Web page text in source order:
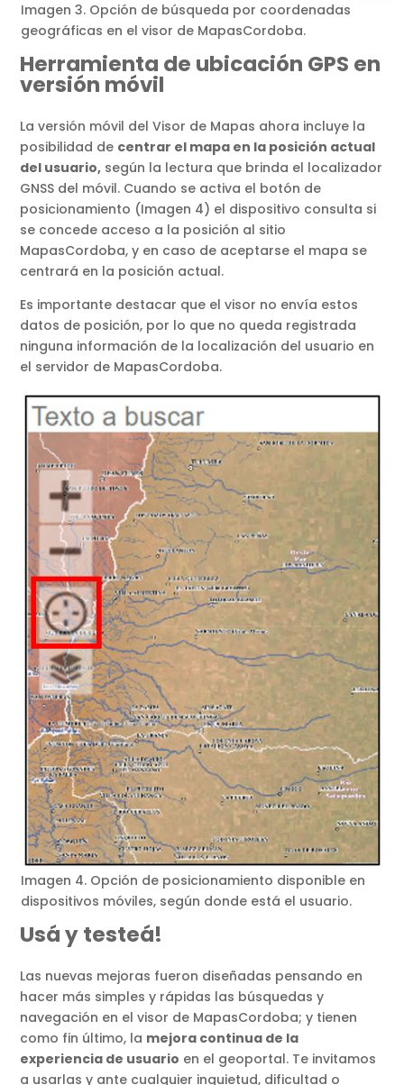
Imagen 3. Opción de búsqueda por coordenadas
geográficas en el visor de MapasCordoba.
Herramienta de ubicación GPS en
versión móvil
La versión móvil del Visor de Mapas ahora incluye la
posibilidad de centrar el mapa en la posición actual
del usuario, según la lectura que brinda el localizador
GNSS del móvil. Cuando se activa el botón de
posicionamiento (Imagen 4) el dispositivo consulta si
se concede acceso a la posición al sitio
MapasCordoba, y en caso de aceptarse el mapa se
centrará en la posición actual.
Es importante destacar que el visor no envía estos
datos de posición, por lo que no queda registrada
ninguna información de la localización del usuario en
el servidor de MapasCordoba.
Imagen 4. Opción de posicionamiento disponible en
dispositivos móviles, según donde está el usuario.
Usá y testeá!
Las nuevas mejoras fueron diseñadas pensando en
hacer más simples y rápidas las búsquedas y
navegación en el visor de MapasCordoba; y tienen
como fin último, la mejora continua de la
experiencia de usuario en el geoportal. Te invitamos
a usarlas y ante cualquier inquietud, dificultad o